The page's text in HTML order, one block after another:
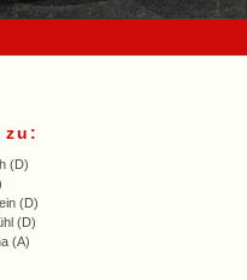
zu:
(D)
(D)
(D)
(A)